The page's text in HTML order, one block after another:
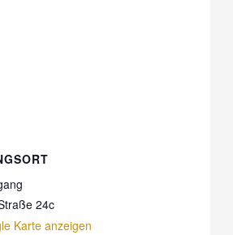
24c
Karte anzeigen